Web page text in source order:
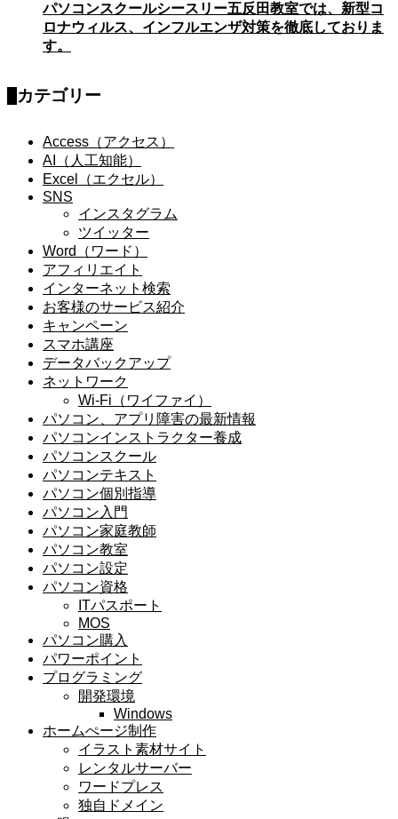
パソコンスクールシースリー五反田教室では、新型コ
ロナウィルス、インフルエンザ対策を徹底しておりま
す。
カテゴリー
Access（アクセス）
AI（人工知能）
Excel（エクセル）
SNS
インスタグラム
ツイッター
Word（ワード）
アフィリエイト
インターネット検索
お客様のサービス紹介
キャンペーン
スマホ講座
データバックアップ
ネットワーク
Wi-Fi（ワイファイ）
パソコン、アプリ障害の最新情報
パソコンインストラクター養成
パソコンスクール
パソコンテキスト
パソコン個別指導
パソコン入門
パソコン家庭教師
パソコン教室
パソコン設定
パソコン資格
ITパスポート
MOS
パソコン購入
パワーポイント
プログラミング
開発環境
Windows
ホームぺージ制作
イラスト素材サイト
レンタルサーバー
ワードプレス
独自ドメイン